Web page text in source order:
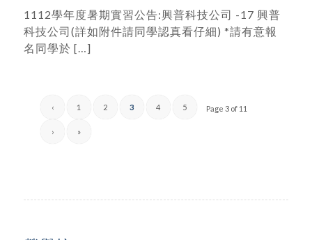
1112學年度暑期實習公告:興普科技公司 -17 興普
科技公司(詳如附件請同學認真看仔細) *請有意報
名同學於 […]
Page 3 of 11
‹ 1 2 3 4 5
› »